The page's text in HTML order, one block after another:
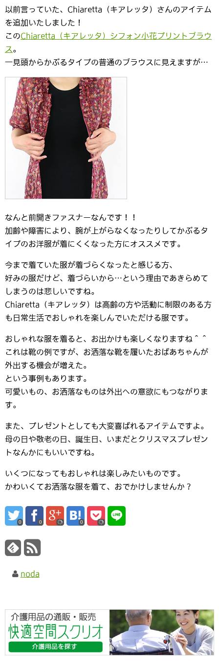
以前言っていた、Chiaretta（キアレッタ）さんのアイテム
を追加いたしました！
このChiaretta（キアレッタ）シフォン小花プリントブラウ
ス 。
一見頭からかぶるタイプの普通のブラウスに見えますが…
なんと前開きファスナーなんです！！
加齢や障害により、腕が上がらなくなったりしてかぶるタ
イプのお洋服が着にくくなった方にオススメです。
今まで着ていた服が着づらくなったと感じる方、
好みの服だけど、着づらいから…という理由であきらめて
しまうのは悲しいですね。
Chiaretta（キアレッタ）は高齢の方や活動に制限のある方
も日常生活でおしゃれを楽しんでいただける服です。
おしゃれな服を着ると、お出かけも楽しくなりますね＾＾
これは靴の例ですが、お洒落な靴を履いたおばあちゃんが
外出する機会が増えた。
という事例もあります。
可愛いもの、お洒落なものは外出への意欲にもつながりま
す。
また、プレゼントとしても大変喜ばれるアイテムですよ。
母の日や敬老の日、誕生日、いまだとクリスマスプレゼン
トなんかにもいいですね。
いくつになってもおしゃれは楽しみたいものです。
かわいくてお洒落な服を着て、おでかけしませんか？
0 0 0
noda